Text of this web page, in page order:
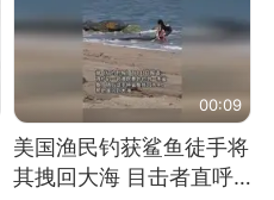
00:09
美国渔民钓获鲨鱼徒手将
其拽回大海 目击者直呼